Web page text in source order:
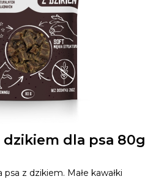
dla psa 80g
z dzikiem. Małe kawałki